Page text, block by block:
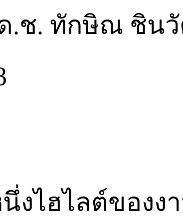
.ช. ทักษิณ ชินวั
งไฮไลต์ของง